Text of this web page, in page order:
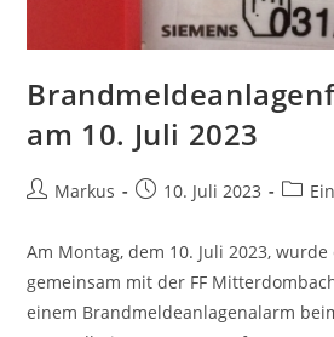
am 10. Juli 2023
Markus 10. Juli 2023
Am Montag, dem 10. Juli 2023, wurde
gemeinsam mit der FF
einem Brandmeldeanlagenalarm